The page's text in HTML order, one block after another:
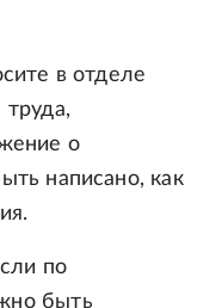
в отделе
о
написано, как
по
быть